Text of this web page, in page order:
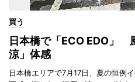
買う
日本橋で「ECO EDO」
涼」体感
日本橋エリアで7月17日、夏の恒例